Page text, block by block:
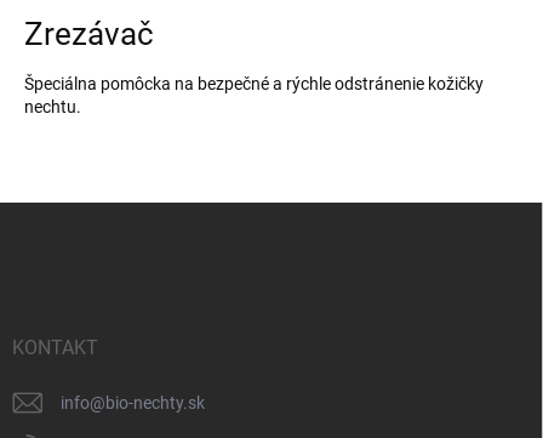
Zrezávač
Špeciálna pomôcka na bezpečné a rýchle odstránenie kožičky
nechtu.
KONTAKT
info@bio-nechty.sk